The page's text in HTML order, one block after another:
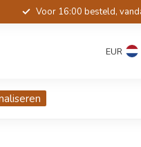
Voor 16:00 besteld,
EUR